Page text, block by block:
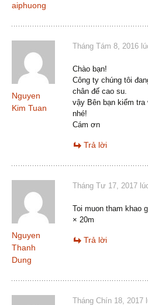
aiphuong
Nguyen
Kim Tuan
Tháng Tám 8, 2016
Chào bạn!
Công ty chúng tôi
chân đế cao su.
vậy Bên bạn kiểm
nhé!
Cám ơn
Trả lời
Nguyen
Thanh
Dung
Tháng Tư 17, 2017
Toi muon tham khao
× 20m
Trả lời
Tháng Chín 18, 2017